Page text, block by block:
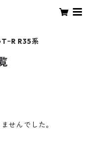
ｰR R35系
せんでした。